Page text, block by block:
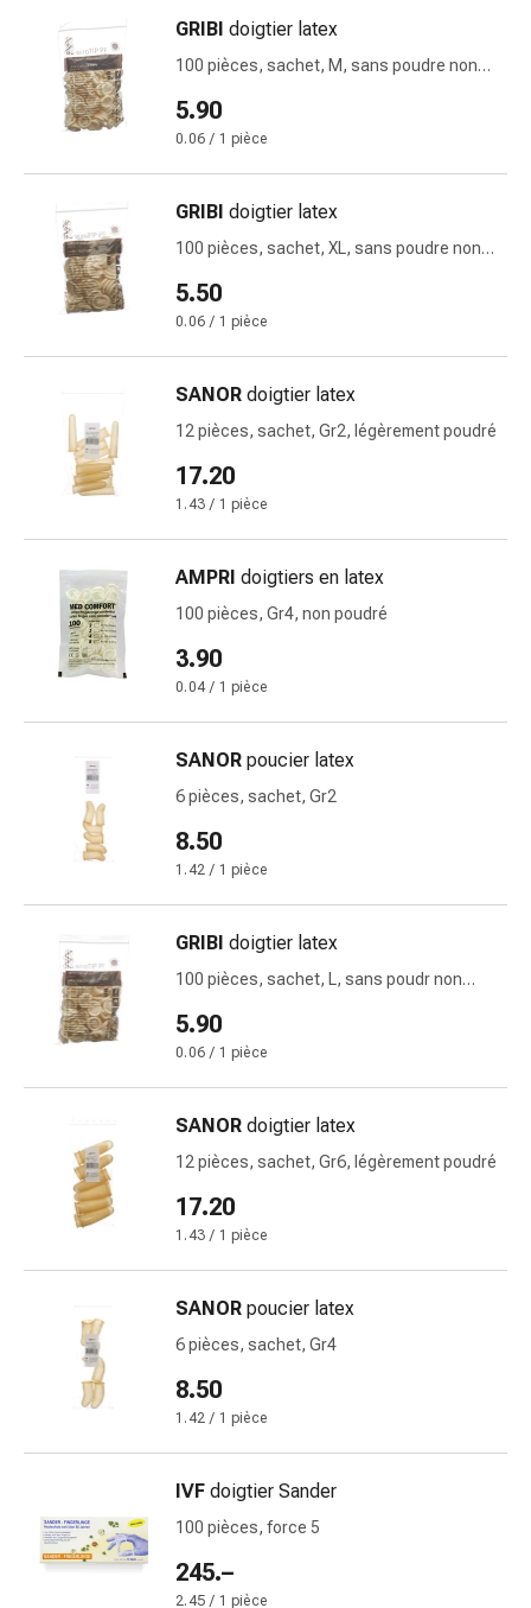
des
brûlures
élastiques
Compresses
Pansements
pour
Pansements
Bandes
compression
Pansements
de
pansement,
tapes
accessoires
Pansements
tubulaires
Matériel
pansement
coups
changement
Pansements
adhésifs
Traitement
Sprays
pour
plaies
Bandes
de
fermeture
de
plaies
et
adhésifs
GRIBI doigtier latex
100 pièces, sachet, M, sans poudre non
5.90
0.06 / 1 pièce
GRIBI doigtier latex
100 pièces, sachet, XL, sans poudre non
5.50
0.06 / 1 pièce
SANOR doigtier latex
12 pièces, sachet, Gr2, légèrement poudré
17.20
1.43 / 1 pièce
AMPRI doigtiers en latex
100 pièces, Gr4, non poudré
3.90
0.04 / 1 pièce
SANOR poucier latex
6 pièces, sachet, Gr2
8.50
1.42 / 1 pièce
GRIBI doigtier latex
100 pièces, sachet, L, sans poudr non
5.90
0.06 / 1 pièce
SANOR doigtier latex
12 pièces, sachet, Gr6, légèrement poudré
17.20
1.43 / 1 pièce
SANOR poucier latex
6 pièces, sachet, Gr4
8.50
1.42 / 1 pièce
IVF doigtier Sander
100 pièces, force 5
245.–
2.45 / 1 pièce